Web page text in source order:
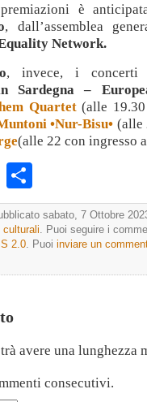
è
, dall’assemblea
Network.
, invece, i concerti
Sardegna –
Quartet(alle 19.30
•Nur-Bisu• (alle
(alle 22 con ingresso
WhatsApp
sabato, 7 Ottobre
culturali. Puoi seguire i
2.0. Puoi inviare un
avere una lunghezza
consecutivi.